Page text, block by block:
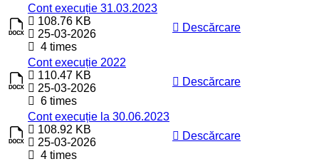
Cont execuție 31.03.2023
108.76 KB
25-03-2026
4 times
Descărcare
Cont execuție 2022
110.47 KB
25-03-2026
6 times
Descărcare
Cont execuție la 30.06.2023
108.92 KB
25-03-2026
4 times
Descărcare